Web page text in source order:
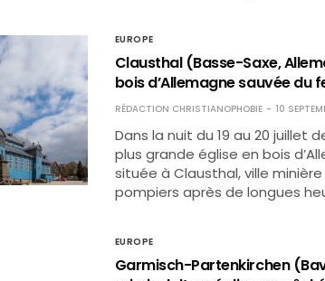
EUROPE
Clausthal (Basse-Saxe,
bois d’Allemagne sauvée du
RÉDACTION CHRISTIANOPHOBIE 10
Dans la nuit du 19 au 20 juillet
plus grande église en bois
située à Clausthal, ville minière
pompiers après de longues
EUROPE
Garmisch-Partenkirchen